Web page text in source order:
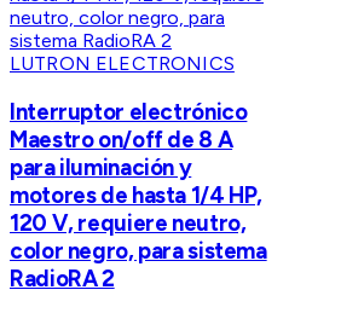
LUTRON ELECTRONICS
Interruptor electrónico
Maestro on/off de 8 A
para iluminación y
motores de hasta 1/4 HP,
120 V, requiere neutro,
color negro, para sistema
RadioRA 2